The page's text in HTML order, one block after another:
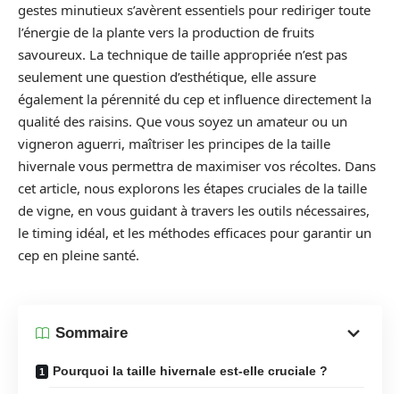
gestes minutieux s’avèrent essentiels pour rediriger toute
l’énergie de la plante vers la production de fruits
savoureux. La technique de taille appropriée n’est pas
seulement une question d’esthétique, elle assure
également la pérennité du cep et influence directement la
qualité des raisins. Que vous soyez un amateur ou un
vigneron aguerri, maîtriser les principes de la taille
hivernale vous permettra de maximiser vos récoltes. Dans
cet article, nous explorons les étapes cruciales de la taille
de vigne, en vous guidant à travers les outils nécessaires,
le timing idéal, et les méthodes efficaces pour garantir un
cep en pleine santé.
Sommaire
Pourquoi la taille hivernale est-elle cruciale ?